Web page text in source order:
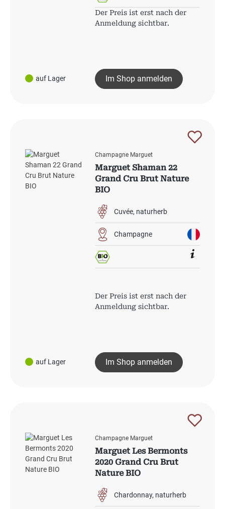
auf Lager
Der Preis ist erst nach der
Anmeldung sichtbar.
Im Shop anmelden
auf Lager
Champagne Marguet
Marguet Shaman 22
Grand Cru Brut Nature
BIO
Cuvée naturherb
Champagne
Der Preis ist erst nach der
Anmeldung sichtbar.
Im Shop anmelden
Champagne Marguet
Marguet Les Bermonts
2020 Grand Cru Brut
Nature BIO
Chardonnay naturherb